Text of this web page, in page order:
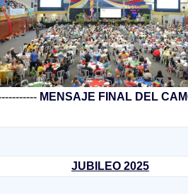
MENSAJE FINAL DEL
JUBILEO 2025